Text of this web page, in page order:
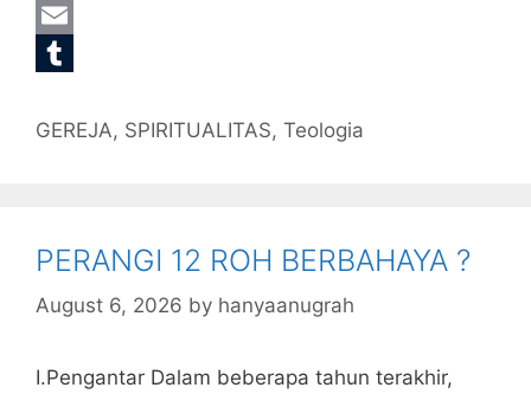
o
o
t
e
s
a
e
a
A
n
e
G
m
i
E
a
u
Categories
GEREJA, SPIRITUALITAS, Teologia
PERANGI 12 ROH BERBAHAYA ?
August 6, 2026 by hanyaanugrah
I.Pengantar Dalam beberapa tahun terakhir,